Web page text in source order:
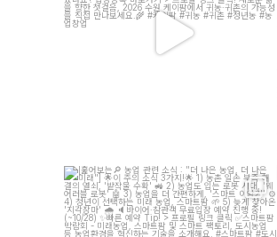
[훑어보는
농업 관련 소식 : "더 나은 농업, 더 나은
미래"]
이...